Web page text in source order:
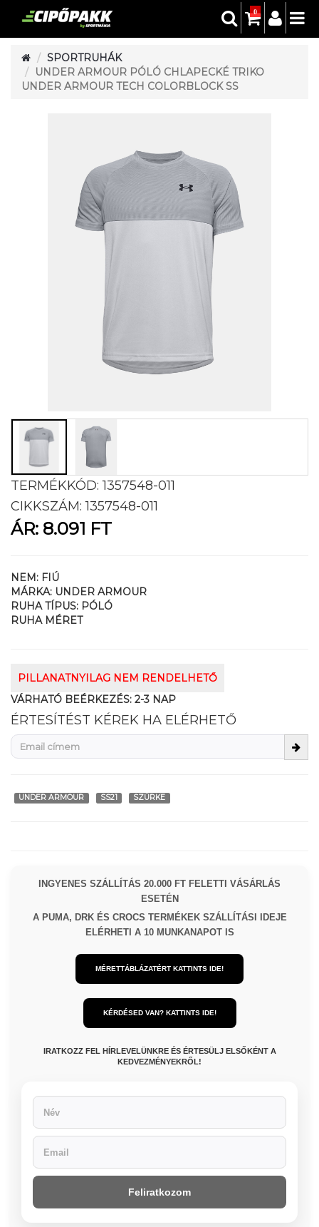
0
SPORTRUHÁK
UNDER ARMOUR PÓLÓ CHLAPECKÉ TRIKO
UNDER ARMOUR TECH COLORBLOCK SS
TERMÉKKÓD:1357548-011
CIKKSZÁM:1357548-011
ÁR: 8.091 FT
NEM: FIÚ
MÁRKA: UNDER ARMOUR
RUHA TÍPUS: PÓLÓ
RUHA MÉRET
PILLANATNYILAG NEM RENDELHETŐ
VÁRHATÓ BEÉRKEZÉS: 2-3 NAP
ÉRTESÍTÉST KÉREK HA ELÉRHETŐ
UNDER ARMOUR SS21 SZÜRKE
INGYENES SZÁLLÍTÁS 20.000 FT FELETTI VÁSÁRLÁS
ESETÉN
A PUMA, DRK ÉS CROCS TERMÉKEK SZÁLLÍTÁSI IDEJE
ELÉRHETI A 10 MUNKANAPOT IS
MÉRETTÁBLÁZATÉRT KATTINTS IDE!
KÉRDÉSED VAN? KATTINTS IDE!
IRATKOZZ FEL HÍRLEVELÜNKRE ÉS ÉRTESÜLJ ELSŐKÉNT A
KEDVEZMÉNYEKRŐL!
Feliratkozom